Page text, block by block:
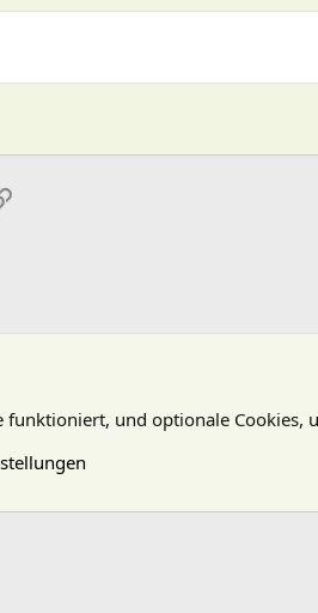
Link
funktioniert, und optionale Cookies,